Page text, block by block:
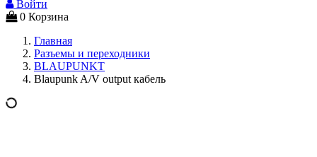
Войти
0 Корзина
Главная
Разъемы и переходники
BLAUPUNKT
Blaupunk A/V output кабель